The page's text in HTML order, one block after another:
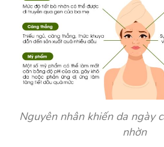
Nguyên nhân khiến da ngày
nhờn